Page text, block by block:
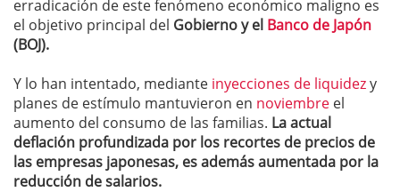
erradicación de este fenómeno económico maligno es
el objetivo principal del Gobierno y el Banco de Japón
(BOJ).
Y lo han intentado, mediante inyecciones de liquidezy
planes de estímulo mantuvieron en noviembre el
aumento del consumo de las familias. La actual
deflación profundizada por los recortes de precios de
las empresas japonesas, es además aumentada por la
reducción de salarios.